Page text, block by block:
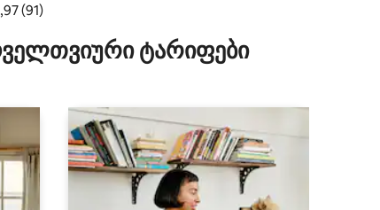
შეფასებაა 5‑დან 4,97, 91 მიმოხილვა
(91)
ტარიფები